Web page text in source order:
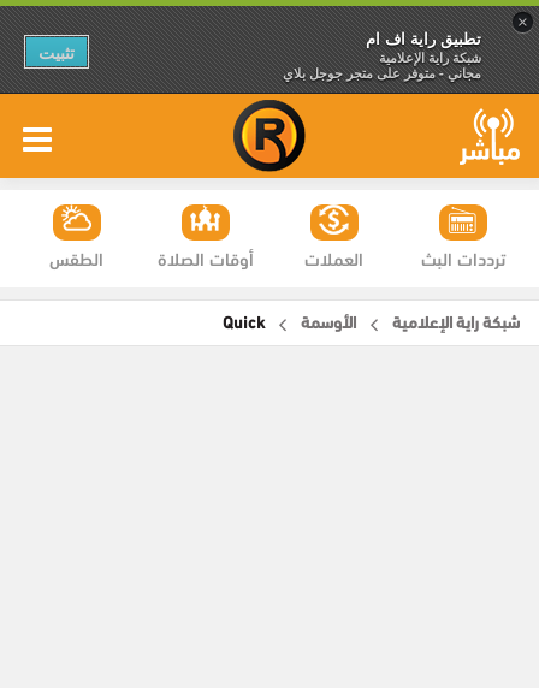
×
تطبيق راية اف ام
شبكة راية الإعلامية
مجاني - متوفر على متجر جوجل بلاي
تثبيت
الطقس أوقات الصلاة العملات ترددات البث
شبكة راية الإعلامية الأوسمة Quick